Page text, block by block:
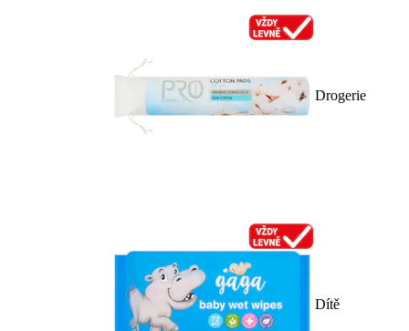
Drogerie
Dítě